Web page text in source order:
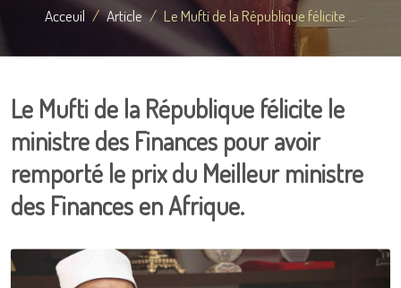
Acceuil Article Le Mufti de la République félicite ...
Le Mufti de la République félicite le
ministre des Finances pour avoir
remporté le prix du Meilleur ministre
des Finances en Afrique.